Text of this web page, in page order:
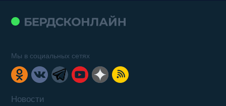
Новости
Мы в социальных сетях